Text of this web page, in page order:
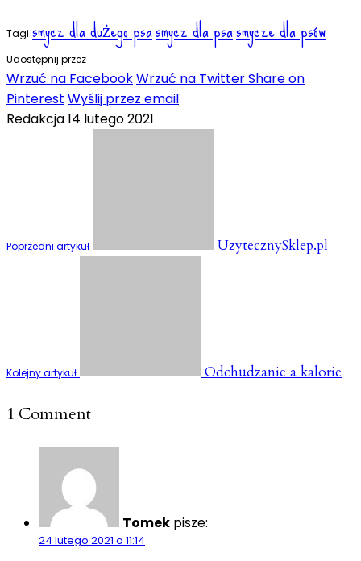
Tagi smycz dla dużego psasmycz dla psasmycze dla psów
Udostępnij przez
Wrzuć na FacebookWrzuć na TwitterShare on
Pinterest Wyślij przez email
Redakcja14 lutego 2021
Poprzedni artykuł UzytecznySklep.pl
Kolejny artykuł Odchudzanie a kalorie
1 Comment
Tomek pisze:
24 lutego 2021 o 11:14